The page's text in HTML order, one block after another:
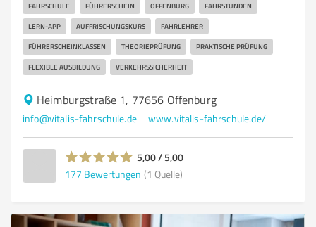
FAHRSCHULE FÜHRERSCHEIN OFFENBURG FAHRSTUNDEN
LERN-APP AUFFRISCHUNGSKURS FAHRLEHRER
FÜHRERSCHEINKLASSEN THEORIEPRÜFUNG PRAKTISCHE PRÜFUNG
FLEXIBLE AUSBILDUNG VERKEHRSSICHERHEIT
Heimburgstraße 1, 77656 Offenburg
info@vitalis-fahrschule.de www.vitalis-fahrschule.de/
5,00 / 5,00
177 Bewertungen (1 Quelle)